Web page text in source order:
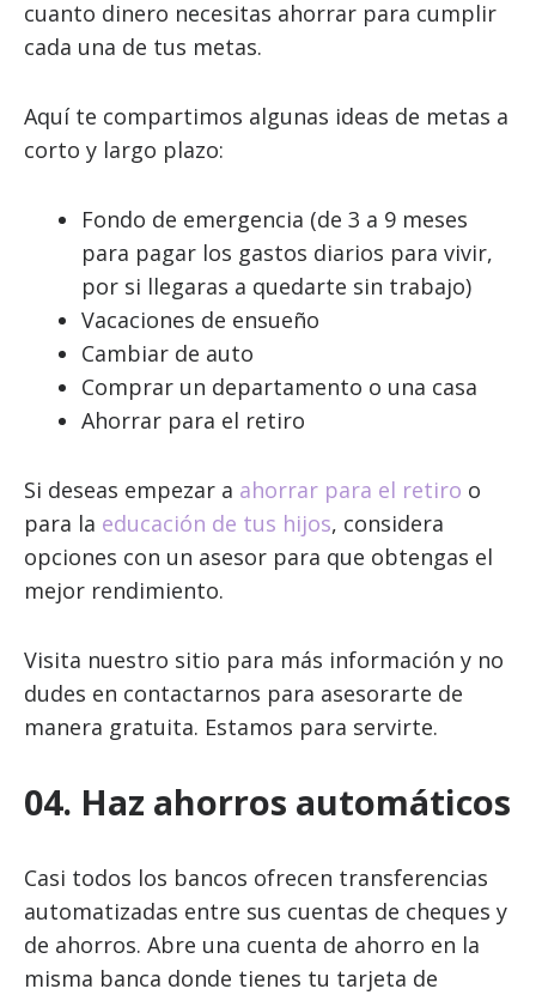
cuanto dinero necesitas ahorrar para cumplir
cada una de tus metas.
Aquí te compartimos algunas ideas de metas a
corto y largo plazo:
Fondo de emergencia (de 3 a 9 meses
para pagar los gastos diarios para vivir,
por si llegaras a quedarte sin trabajo)
Vacaciones de ensueño
Cambiar de auto
Comprar un departamento o una casa
Ahorrar para el retiro
Si deseas empezar a ahorrar para el retiro o
para la educación de tus hijos, considera
opciones con un asesor para que obtengas el
mejor rendimiento.
Visita nuestro sitio para más información y no
dudes en contactarnos para asesorarte de
manera gratuita. Estamos para servirte.
04. Haz ahorros automáticos
Casi todos los bancos ofrecen transferencias
automatizadas entre sus cuentas de cheques y
de ahorros. Abre una cuenta de ahorro en la
misma banca donde tienes tu tarjeta de